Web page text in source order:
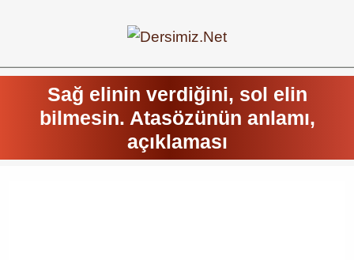
Sağ elinin verdiğini, sol elin
bilmesin. Atasözünün anlamı,
açıklaması